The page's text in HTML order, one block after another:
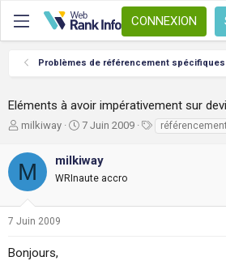
CONNEXION
Problèmes de référencement
Eléments à avoir impérativement sur
A
t
e
u
e
a
milkiway
D
e
d
7 Juin 2009
M milkiway
WRInaute accro
7 Juin 2009
Bonjours,